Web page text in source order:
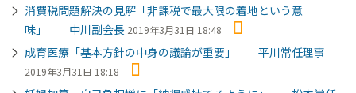
消費税問題解決の見解「非課税で最大限の着地という意
味」 中川副会長 2019年3月31日 18:48
成育医療「基本方針の中身の議論が重要」 平川常任理事
2019年3月31日 18:18